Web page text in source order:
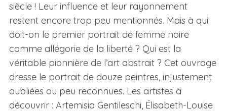
siècle ! Leur influence et leur rayonnement
restent encore trop peu mentionnés. Mais à qui
doit-on le premier portrait de femme noire
comme allégorie de la liberté ? Qui est la
véritable pionnière de l’art abstrait ? Cet ouvrage
dresse le portrait de douze peintres, injustement
oubliées ou peu reconnues. Les artistes à
découvrir : Artemisia Gentileschi, Élisabeth-Louise